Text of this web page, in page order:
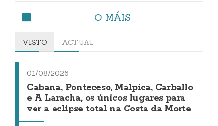
O MÁIS
VISTO ACTUAL
01/08/2026
Cabana, Ponteceso, Malpica, Carballo
e A Laracha, os únicos lugares para
ver a eclipse total na Costa da Morte